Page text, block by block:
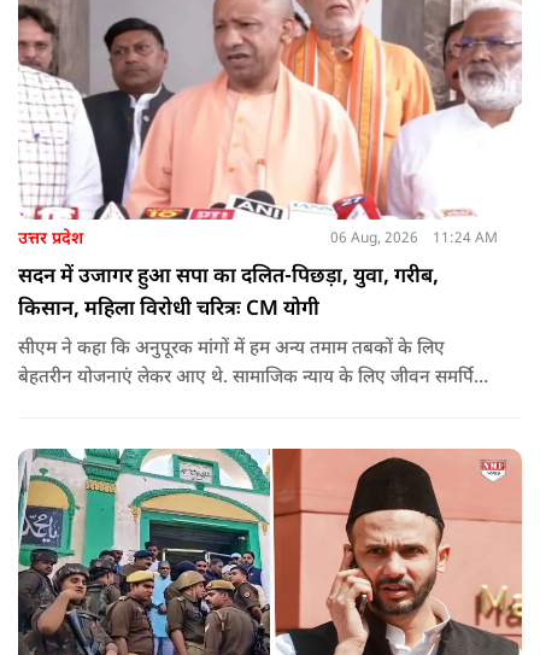
उत्तर प्रदेश 06 Aug, 2026 11:24 AM
सदन में उजागर हुआ सपा का दलित-पिछड़ा, युवा, गरीब,
किसान, महिला विरोधी चरित्रः CM योगी
सीएम ने कहा कि अनुपूरक मांगों में हम अन्य तमाम तबकों के लिए
बेहतरीन योजनाएं लेकर आए थे. सामाजिक न्याय के लिए जीवन समर्पित
अहिल्या बाई होल्कर आदि की मूर्तियों पर छाजन, पार्क, बाउंड्रीवाल के
लिए हमने 407 करोड़ रुपये का प्रावधान किया है. यह बजट पास न हो,
इसके लिए समाजवादी पार्टी ने सदन की कार्यवाही को बाधित किया और
लगातार व्यवधान पैदा करने का प्रयास किया.